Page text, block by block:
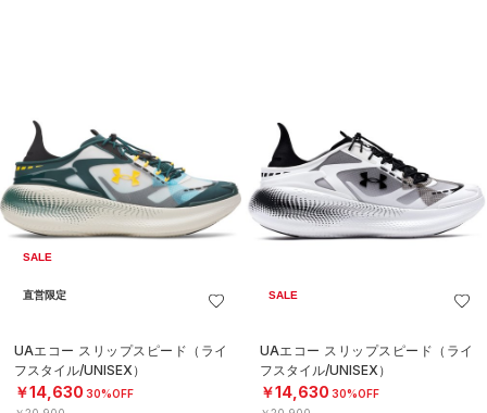
SALE
直営限定
UAエコー スリップスピード（ライ
フスタイル/UNISEX）
￥14,630 30%OFF
SALE
UAエコー スリップスピード（ライ
フスタイル/UNISEX）
￥14,630 30%OFF